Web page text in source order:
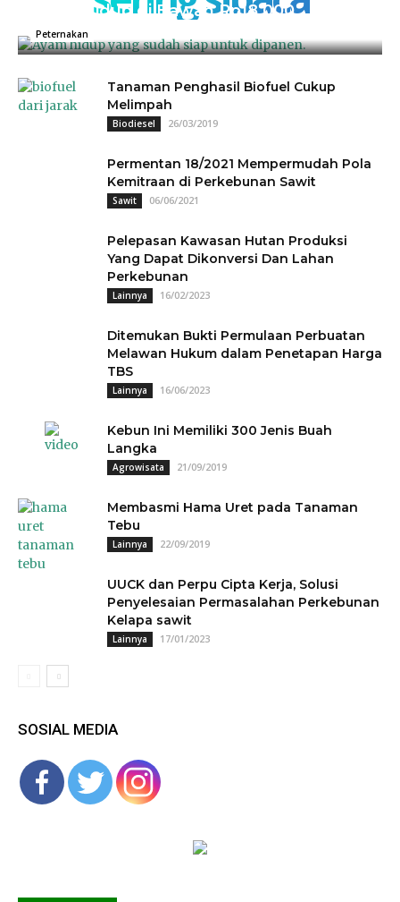
Ayam Hidup di Bawah Rp18.000
Peternakan
Tanaman Penghasil Biofuel Cukup
Melimpah
Biodiesel 26/03/2019
Permentan 18/2021 Mempermudah Pola
Kemitraan di Perkebunan Sawit
Sawit 06/06/2021
Pelepasan Kawasan Hutan Produksi
Yang Dapat Dikonversi Dan Lahan
Perkebunan
Lainnya 16/02/2023
Ditemukan Bukti Permulaan Perbuatan
Melawan Hukum dalam Penetapan Harga
TBS
Lainnya 16/06/2023
Kebun Ini Memiliki 300 Jenis Buah
Langka
Agrowisata 21/09/2019
Membasmi Hama Uret pada Tanaman
Tebu
Lainnya 22/09/2019
UUCK dan Perpu Cipta Kerja, Solusi
Penyelesaian Permasalahan Perkebunan
Kelapa sawit
Lainnya 17/01/2023
SOSIAL MEDIA